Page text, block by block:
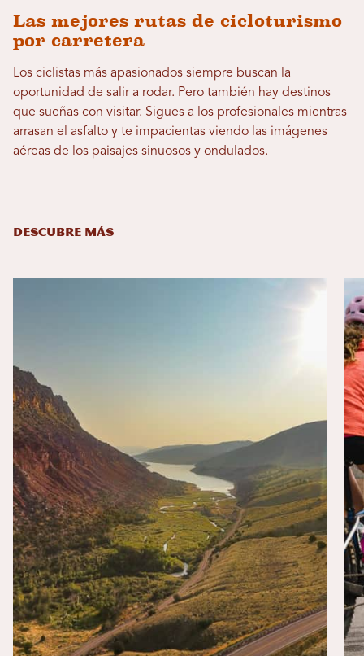
Las mejores rutas de cicloturismo
por carretera
Los ciclistas más apasionados siempre buscan la
oportunidad de salir a rodar. Pero también hay destinos
que sueñas con visitar. Sigues a los profesionales mientras
arrasan el asfalto y te impacientas viendo las imágenes
aéreas de los paisajes sinuosos y ondulados.
DESCUBRE MÁS